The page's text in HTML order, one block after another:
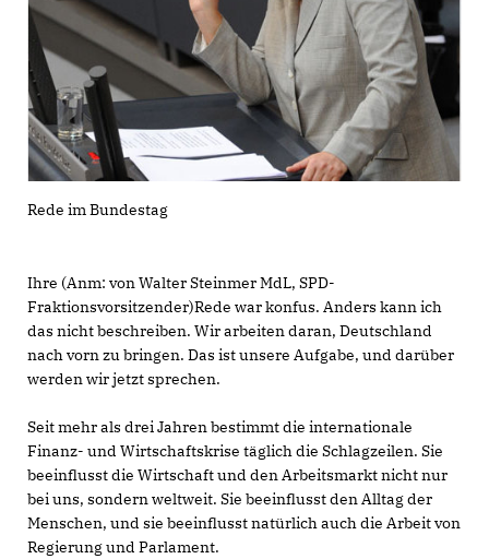
Rede im Bundestag
Ihre (Anm: von Walter Steinmer MdL, SPD-
Fraktionsvorsitzender)Rede war konfus. Anders kann ich
das nicht beschreiben. Wir arbeiten daran, Deutschland
nach vorn zu bringen. Das ist unsere Aufgabe, und darüber
werden wir jetzt sprechen.
Seit mehr als drei Jahren bestimmt die internationale
Finanz- und Wirtschaftskrise täglich die Schlagzeilen. Sie
beeinflusst die Wirtschaft und den Arbeitsmarkt nicht nur
bei uns, sondern weltweit. Sie beeinflusst den Alltag der
Menschen, und sie beeinflusst natürlich auch die Arbeit von
Regierung und Parlament.